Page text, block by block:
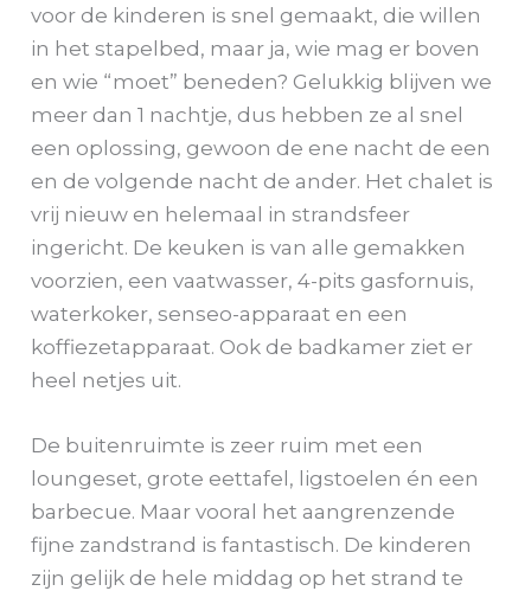
voor de kinderen is snel gemaakt, die willen
in het stapelbed, maar ja, wie mag er boven
en wie “moet” beneden? Gelukkig blijven we
meer dan 1 nachtje, dus hebben ze al snel
een oplossing, gewoon de ene nacht de een
en de volgende nacht de ander. Het chalet is
vrij nieuw en helemaal in strandsfeer
ingericht. De keuken is van alle gemakken
voorzien, een vaatwasser, 4-pits gasfornuis,
waterkoker, senseo-apparaat en een
koffiezetapparaat. Ook de badkamer ziet er
heel netjes uit.
De buitenruimte is zeer ruim met een
loungeset, grote eettafel, ligstoelen én een
barbecue. Maar vooral het aangrenzende
fijne zandstrand is fantastisch. De kinderen
zijn gelijk de hele middag op het strand te